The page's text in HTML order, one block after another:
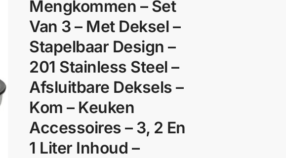
Mengkommen – Set
Van 3 – Met Deksel –
Stapelbaar Design –
201 Stainless Steel –
Afsluitbare Deksels –
Kom – Keuken
Accessoires – 3, 2 En
1 Liter Inhoud –